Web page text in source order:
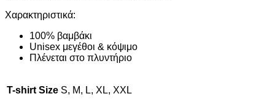
Χαρακτηριστικά:
100% βαμβάκι
Unisex μεγέθοι & κόψιμο
Πλένεται στο πλυντήριο
T-shirt Size S, M, L, XL, XXL